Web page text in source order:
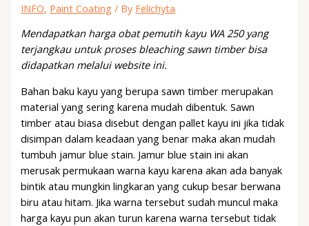
INFO, Paint Coating / By Felichyta
Mendapatkan harga obat pemutih kayu WA 250 yang
terjangkau untuk proses bleaching sawn timber bisa
didapatkan melalui website ini.
Bahan baku kayu yang berupa sawn timber merupakan
material yang sering karena mudah dibentuk. Sawn
timber atau biasa disebut dengan pallet kayu ini jika tidak
disimpan dalam keadaan yang benar maka akan mudah
tumbuh jamur blue stain. Jamur blue stain ini akan
merusak permukaan warna kayu karena akan ada banyak
bintik atau mungkin lingkaran yang cukup besar berwana
biru atau hitam. Jika warna tersebut sudah muncul maka
harga kayu pun akan turun karena warna tersebut tidak